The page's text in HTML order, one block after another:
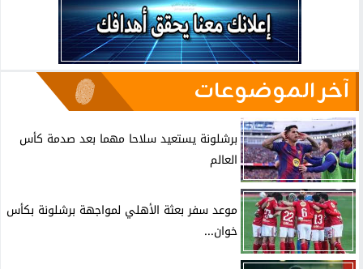
آخر الموضوعات
برشلونة يستعيد سلاحا مهما بعد صدمة كأس
العالم
موعد سفر بعثة الأهلي لمواجهة برشلونة بكأس
خوان...